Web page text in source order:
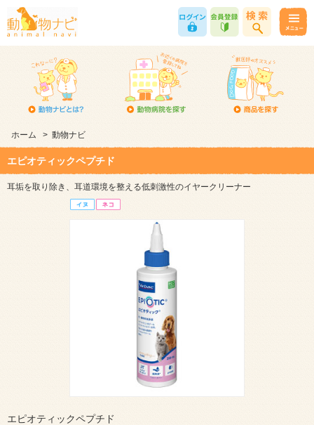
ホーム > 動物ナビ
エピオティックペプチド
耳垢を取り除き、耳道環境を整える低刺激性のイヤークリーナー
エピオティックペプチド